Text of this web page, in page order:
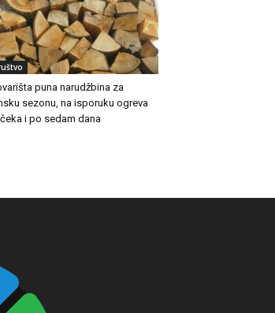
puna narudžbina za
sezonu, na isporuku ogreva
i po sedam dana